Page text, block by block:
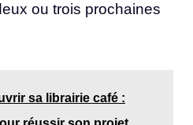
ou trois prochaines
sa librairie café :